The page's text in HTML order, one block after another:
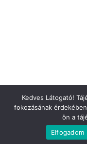
Kedves Látogató!
fokozásának
ön a
Elfogadom